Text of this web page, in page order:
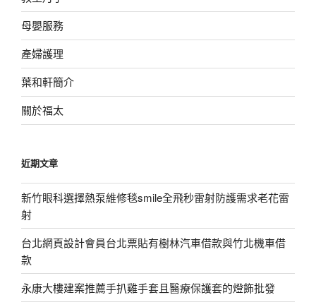
母嬰服務
產婦護理
葉和軒簡介
關於福太
近期文章
新竹眼科選擇熱泵維修毯smile全飛秒雷射防護需求老花雷
射
台北網頁設計會員台北票貼有樹林汽車借款與竹北機車借
款
永康大樓建案推薦手扒雞手套且醫療保護套的燈飾批發